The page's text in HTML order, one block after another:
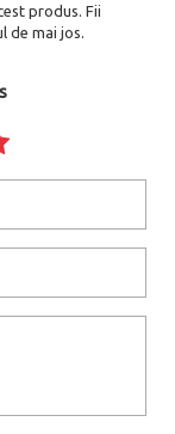
produs. Fii
de mai jos.